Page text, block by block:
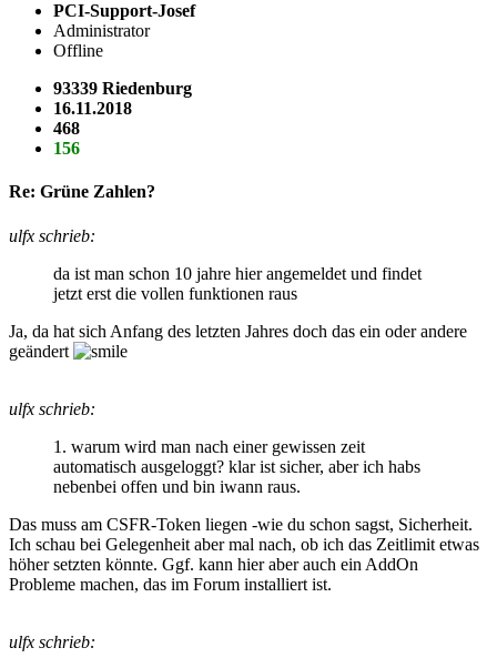
PCI-Support-Josef
Administrator
Offline
93339 Riedenburg
16.11.2018
468
156
Re: Grüne Zahlen?
ulfx schrieb:
da ist man schon 10 jahre hier angemeldet und findet
jetzt erst die vollen funktionen raus
Ja, da hat sich Anfang des letzten Jahres doch das ein oder andere
geändert
ulfx schrieb:
1. warum wird man nach einer gewissen zeit
automatisch ausgeloggt? klar ist sicher, aber ich habs
nebenbei offen und bin iwann raus.
Das muss am CSFR-Token liegen -wie du schon sagst, Sicherheit.
Ich schau bei Gelegenheit aber mal nach, ob ich das Zeitlimit etwas
höher setzten könnte. Ggf. kann hier aber auch ein AddOn
Probleme machen, das im Forum installiert ist.
ulfx schrieb: